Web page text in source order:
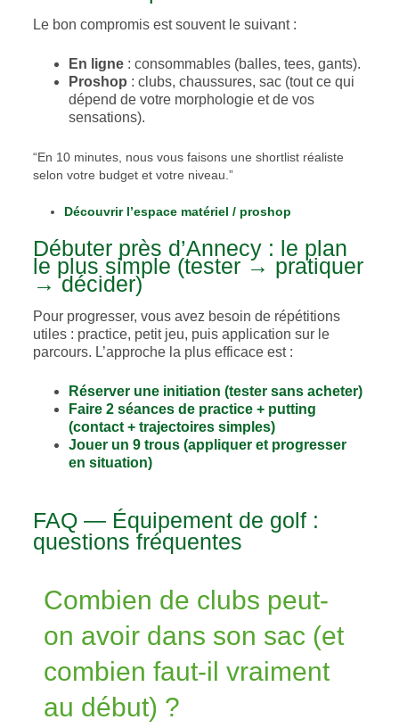
Le bon compromis est souvent le suivant :
En ligne: consommables (balles, tees, gants).
Proshop : clubs, chaussures, sac (tout ce qui
dépend de votre morphologie et de vos
sensations).
“En 10 minutes, nous vous faisons une shortlist réaliste
selon votre budget et votre niveau.”
Découvrir l’espace matériel / proshop
Débuter près d’Annecy : le plan
le plus simple (tester → pratiquer
→ décider)
Pour progresser, vous avez besoin de répétitions
utiles : practice, petit jeu, puis application sur le
parcours. L’approche la plus efficace est :
Réserver une initiation (tester sans acheter)
Faire 2 séances de practice + putting
(contact + trajectoires simples)
Jouer un 9 trous (appliquer et progresser
en situation)
FAQ — Équipement de golf :
questions fréquentes
Combien de clubs peut-
on avoir dans son sac (et
combien faut-il vraiment
au début) ?